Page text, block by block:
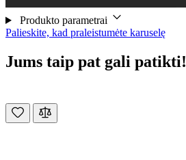
Produkto parametrai
Palieskite, kad praleistumėte karuselę
Jums taip pat gali patikti!